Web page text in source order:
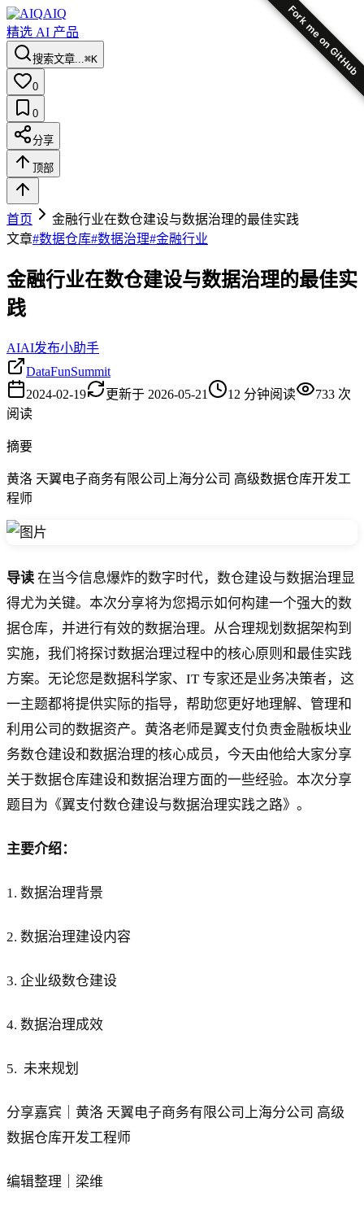
Fork me on GitHub
AIQ
精选 AI 产品
搜索文章...⌘K
0
0
分享
顶部
首页
金融行业在数仓建设与数据治理的最佳实践
文章#数据仓库#数据治理#金融行业
金融行业在数仓建设与数据治理的最佳实
践
AIAI发布小助手
DataFunSummit
2024-02-19
更新于 2026-05-21 12 分钟阅读 733 次
阅读
摘要
黄洛 天翼电子商务有限公司上海分公司 高级数据仓库开发工
程师
导读 在当今信息爆炸的数字时代，数仓建设与数据治理显
得尤为关键。本次分享将为您揭示如何构建一个强大的数
据仓库，并进行有效的数据治理。从合理规划数据架构到
实施，我们将探讨数据治理过程中的核心原则和最佳实践
方案。无论您是数据科学家、IT 专家还是业务决策者，这
一主题都将提供实际的指导，帮助您更好地理解、管理和
利用公司的数据资产。黄洛老师是翼支付负责金融板块业
务数仓建设和数据治理的核心成员，今天由他给大家分享
关于数据仓库建设和数据治理方面的一些经验。本次分享
题目为《翼支付数仓建设与数据治理实践之路》。
主要介绍：
1. 数据治理背景
2. 数据治理建设内容
3. 企业级数仓建设
4. 数据治理成效
5. 未来规划
分享嘉宾｜黄洛 天翼电子商务有限公司上海分公司 高级
数据仓库开发工程师
编辑整理｜梁维